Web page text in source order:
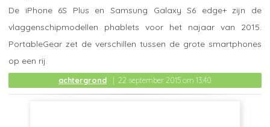
achtergrond 22 september 2015 om 13:40
De iPhone 6S Plus en Samsung Galaxy S6 edge+ zijn de
vlaggenschipmodellen phablets voor het najaar van 2015.
PortableGear zet de verschillen tussen de grote smartphones
op een rij.